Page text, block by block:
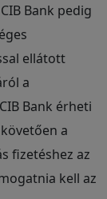
Bank pedig
ellátott
a
Bank érheti
a
fizetéshez az
kell az